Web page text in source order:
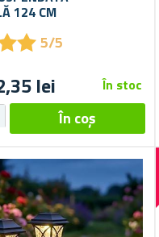
124 CM
★
★5/5
lei În stoc